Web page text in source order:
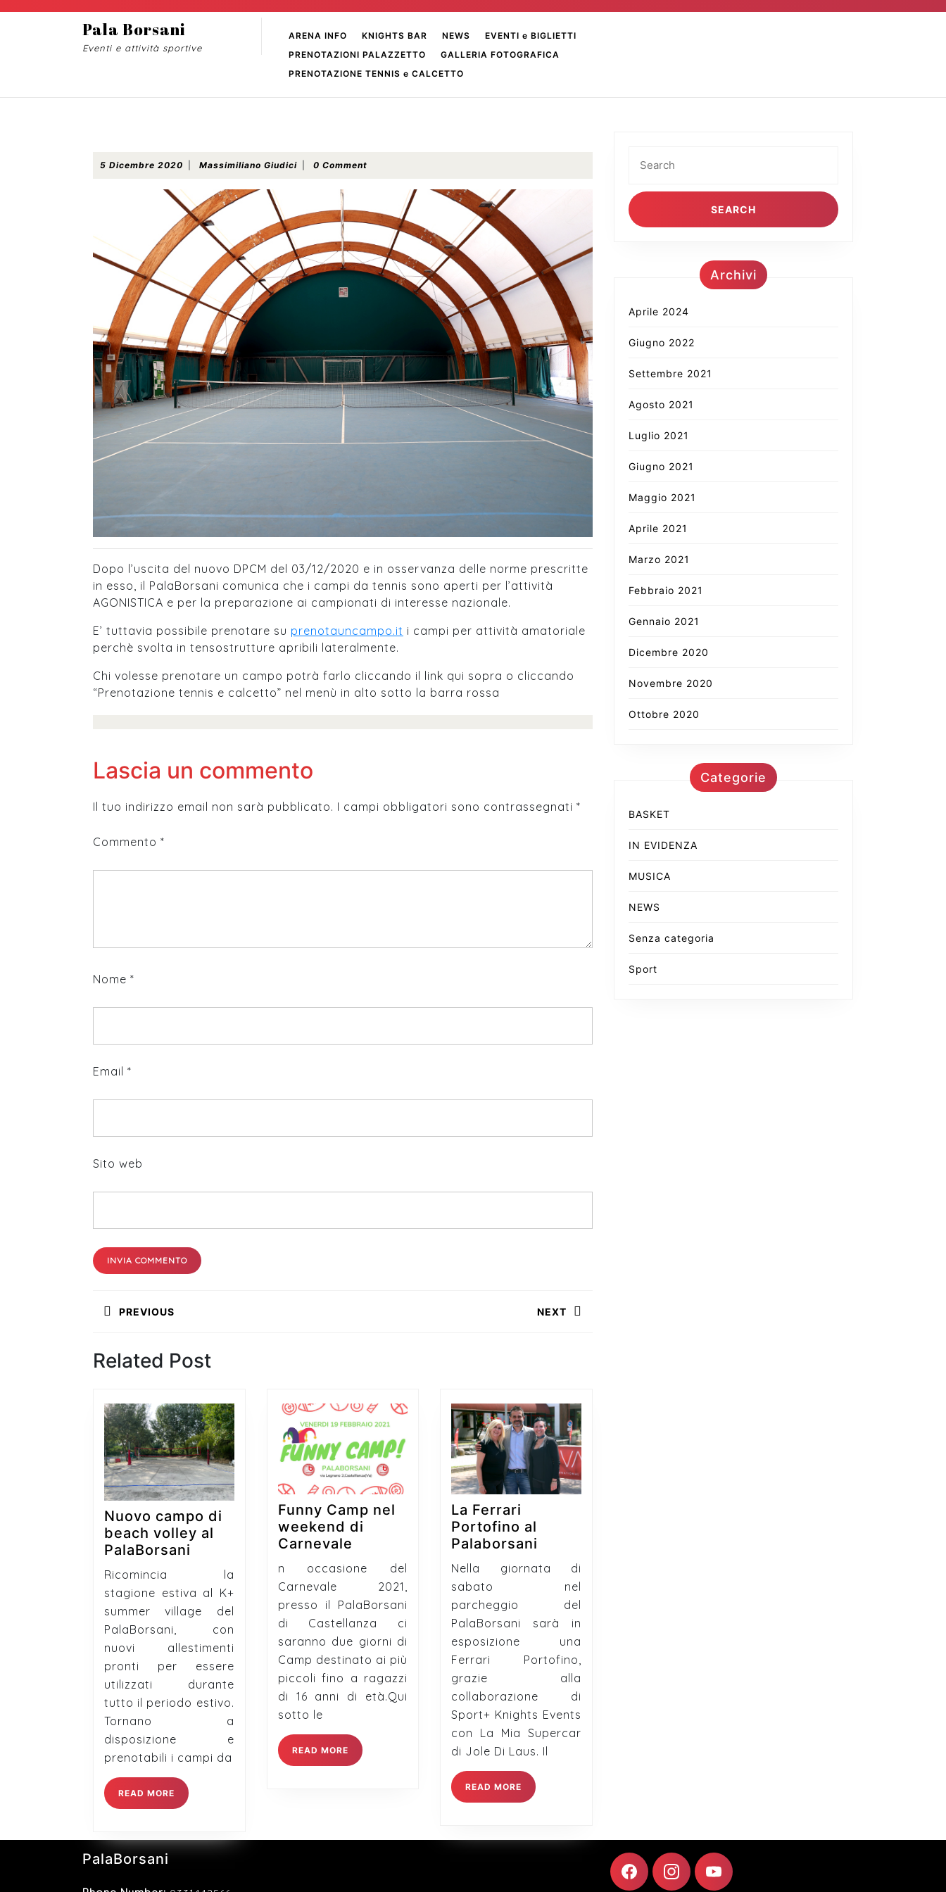
Pala Borsani
Eventi e attività sportive
ARENA INFO KNIGHTS BAR NEWS
EVENTI e BIGLIETTI
PRENOTAZIONI PALAZZETTO
GALLERIA FOTOGRAFICA
PRENOTAZIONE TENNIS e CALCETTO
5 Dicembre 2020
2020
Massimiliano GiudiciMassimiliano
0 Comment
Dopo l’uscita del nuovo DPCM del 03/12/2020 e in osservanza delle norme prescritte
in esso, il PalaBorsani comunica che i campi da tennis sono aperti per l’attività
AGONISTICA e per la preparazione ai campionati di interesse nazionale.
E’ tuttavia possibile prenotare su prenotauncampo.it i campi per attività amatoriale
perchè svolta in tensostrutture apribili lateralmente.
Chi volesse prenotare un campo potrà farlo cliccando il link qui sopra o cliccando
“Prenotazione tennis e calcetto” nel menù in alto sotto la barra rossa
Lascia un commento
Il tuo indirizzo email non sarà pubblicato. I campi obbligatori sono contrassegnati *
Commento *
Nome *
Email *
Sito web
articoli
PREVIOUS
post:
NEXT
Related Post
Nuovo campo di
beach volley al
PalaBorsani
campo
beach
volley
PalaBorsani
Ricomincia la
stagione estiva al K+
summer village del
PalaBorsani, con
nuovi allestimenti
pronti per essere
utilizzati durante
tutto il periodo estivo.
Tornano a
disposizione e
prenotabili i campi da
READ MORE READ
MORE
Funny Camp nel
weekend di
Carnevale
nel
weekend
di
Carnevale
n occasione del
Carnevale 2021,
presso il PalaBorsani
di Castellanza ci
saranno due giorni di
Camp destinato ai più
piccoli fino a ragazzi
di 16 anni di età.Qui
sotto le
READ MOREREAD
MORE
La Ferrari
Portofino al
Palaborsani
Ferrari
Portofino
Palaborsani
Nella giornata di
sabato nel
parcheggio del
PalaBorsani sarà in
esposizione una
Ferrari Portofino,
grazie alla
collaborazione di
Sport+ Knights Events
con La Mia Supercar
di Jole Di Laus. Il
READ MORE READ
MORE
for:
Archivi
Aprile 2024
Giugno 2022
Settembre 2021
Agosto 2021
Luglio 2021
Giugno 2021
Maggio 2021
Aprile 2021
Marzo 2021
Febbraio 2021
Gennaio 2021
Dicembre 2020
Novembre 2020
Ottobre 2020
Categorie
BASKET
IN EVIDENZA
MUSICA
NEWS
Senza categoria
Sport
PalaBorsani
F
A
I
N
Y
O